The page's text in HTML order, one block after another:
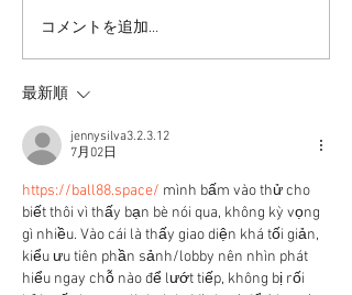
皆さまの愛情に支えら
れ、無事、おさらい会終
了しました。
コメントを追加…
最新順
jennysilva3.2.3.12
7月02日
https://ball88.space/ mình bấm vào thử cho
biết thôi vì thấy bạn bè nói qua, không kỳ vọng
gì nhiều. Vào cái là thấy giao diện khá tối giản,
kiểu ưu tiên phần sảnh/lobby nên nhìn phát
hiểu ngay chỗ nào để lướt tiếp, không bị rối